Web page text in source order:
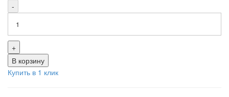
-
+
В корзину
Купить в 1 клик